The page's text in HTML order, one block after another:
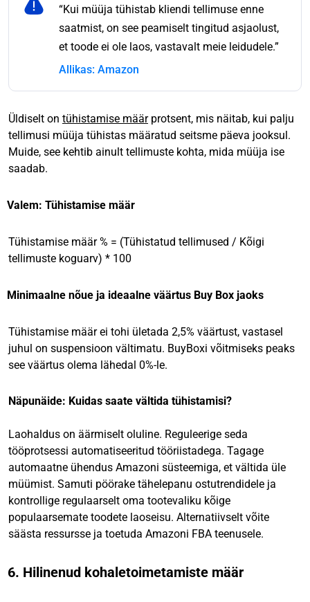
“Kui müüja tühistab kliendi tellimuse enne
saatmist, on see peamiselt tingitud asjaolust,
et toode ei ole laos, vastavalt meie leidudele.”
Allikas: Amazon
Üldiselt on tühistamise määrprotsent, mis näitab, kui palju
tellimusi müüja tühistas määratud seitsme päeva jooksul.
Muide, see kehtib ainult tellimuste kohta, mida müüja ise
saadab.
Valem: Tühistamise määr
Tühistamise määr % = (Tühistatud tellimused / Kõigi
tellimuste koguarv) * 100
Minimaalne nõue ja ideaalne väärtus Buy Box jaoks
Tühistamise määr ei tohi ületada 2,5% väärtust, vastasel
juhul on suspensioon vältimatu. BuyBoxi võitmiseks peaks
see väärtus olema lähedal 0%-le.
Näpunäide: Kuidas saate vältida tühistamisi?
Laohaldus on äärmiselt oluline. Reguleerige seda
tööprotsessi automatiseeritud tööriistadega. Tagage
automaatne ühendus Amazoni süsteemiga, et vältida üle
müümist. Samuti pöörake tähelepanu ostutrendidele ja
kontrollige regulaarselt oma tootevaliku kõige
populaarsemate toodete laoseisu. Alternatiivselt võite
säästa ressursse ja toetuda Amazoni FBA teenusele.
6. Hilinenud kohaletoimetamiste määr